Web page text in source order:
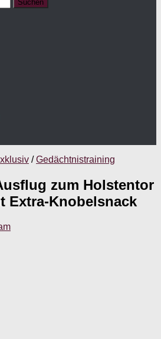
/ Gedächtnistraining
zum Holstentor
Extra-Knobelsnack